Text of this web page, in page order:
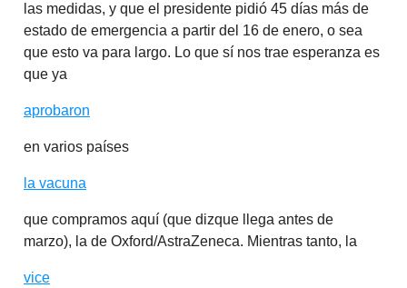
las medidas, y que el presidente pidió 45 días más de
estado de emergencia a partir del 16 de enero, o sea
que esto va para largo. Lo que sí nos trae esperanza es
que ya
aprobaron
en varios países
la vacuna
que compramos aquí (que dizque llega antes de
marzo), la de Oxford/AstraZeneca. Mientras tanto, la
vice